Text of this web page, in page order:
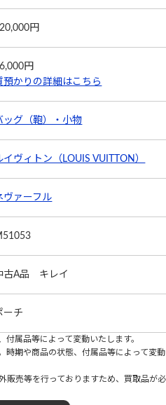
円
円
預かりの詳細はこちら
ッグ（鞄）・小物
イヴィトン（LOUIS VUITTON）
ヴァーフル
古A品 キレイ
ーチ
属品等によって変動いたします。
期や商品の状態、付属品等によって変
売等を行っておりますため、買取品が